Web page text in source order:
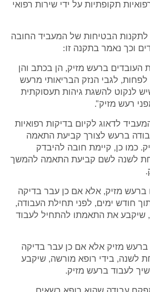
תקופתיות על ידי שירות רפואי
בהתאם לתקנה 5 לתקנות הבטיחות של המעביד החובה
וכך נאמר בתקנה זו:
העובדים ברעש מזיק, הן בכתב והן
לגבי הנזק הבריאותי מרעש
לנקוט להשגת גיהות תעסוקתית
רעש מזיק".
6 על המעביד לדאוג לקיום בדיקות רפואיות
ברעש לצורך קביעת התאמה
כמו כן, קיימת חובה להיבדק
לשנה לשם קביעת התאמה להמשך
ברעש מזיק, אלא אם כן עבר בדיקה
חודש ימים, לפני תחילת העבודה,
שיקבע את התאמתו להתחיל לעבוד
ברעש מזיק אלא אם כן עבר בדיקה
לשנה, בידי רופא מורשה, שיקבע
לעבוד ברעש מזיק.